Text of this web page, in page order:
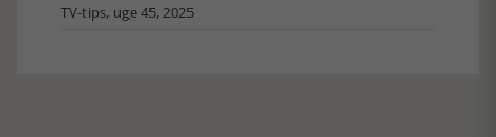
TV-tips, uge 45, 2025